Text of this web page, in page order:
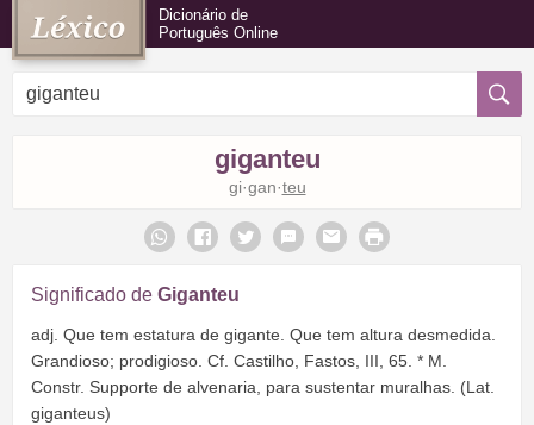
Dicionário de
Português Online
giganteu
gi·gan·teu
Significado de Giganteu
adj. Que tem estatura de gigante. Que tem altura desmedida.
Grandioso; prodigioso. Cf. Castilho, Fastos, III, 65. * M.
Constr. Supporte de alvenaria, para sustentar muralhas. (Lat.
giganteus)